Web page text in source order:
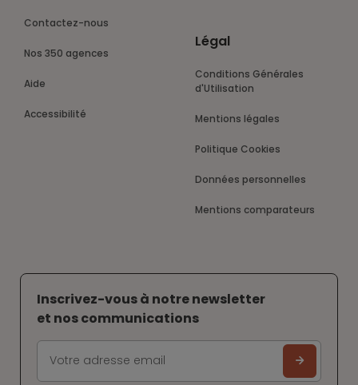
Contactez-nous
Nos 350 agences
Aide
Accessibilité
Légal
Conditions Générales
d'Utilisation
Mentions légales
Politique Cookies
Données personnelles
Mentions comparateurs
Inscrivez-vous à notre newsletter
et nos communications